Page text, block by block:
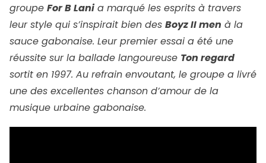
groupe For B Lania marqué les esprits à travers
leur style qui s’inspirait bien des Boyz II men à la
sauce gabonaise. Leur premier essai a été une
réussite sur la ballade langoureuse Ton regard
sortit en 1997. Au refrain envoutant, le groupe a livré
une des excellentes chanson d’amour de la
musique urbaine gabonaise.